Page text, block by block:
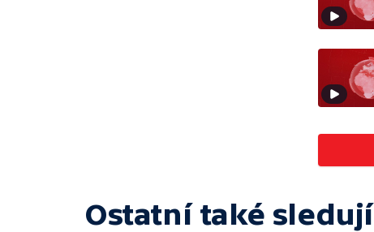
Ostatní také sledují